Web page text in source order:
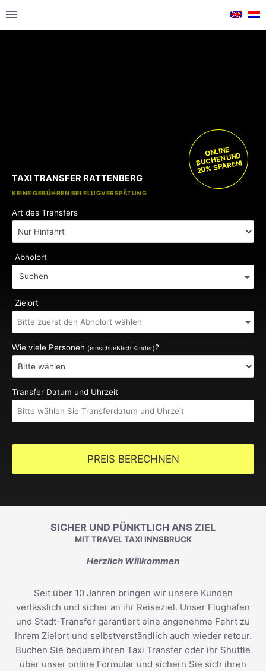
KOSTENLOSE KINDERSITZE
KEINE GEBÜHREN BEI FLUGVERSPÄTUNG
TAXI TRANSFER RATTENBERG
ONLINE
BUCHEN UND
20% SPAREN!
Art des Transfers
Abholort
Suchen
Zielort
Wie viele Personen (einschließlich Kinder)?
Transfer Datum und Uhrzeit
PREIS BERECHNEN
SICHER UND PÜNKTLICH ANS ZIEL
MIT TRAVEL TAXI INNSBRUCK
Herzlich Willkommen
Seit über 10 Jahren bringen wir unsere Kunden
verlässlich und sicher an ihr Reiseziel. Unser Flughafen
und Stadt-Transfer garantiert eine angenehme Fahrt zu
Ihrem Zielort und selbstverständlich auch wieder retour.
Buchen Sie bequem ihren Taxi Transfer oder ihr Shuttle
über unser online Formular und sichern Sie sich ihren